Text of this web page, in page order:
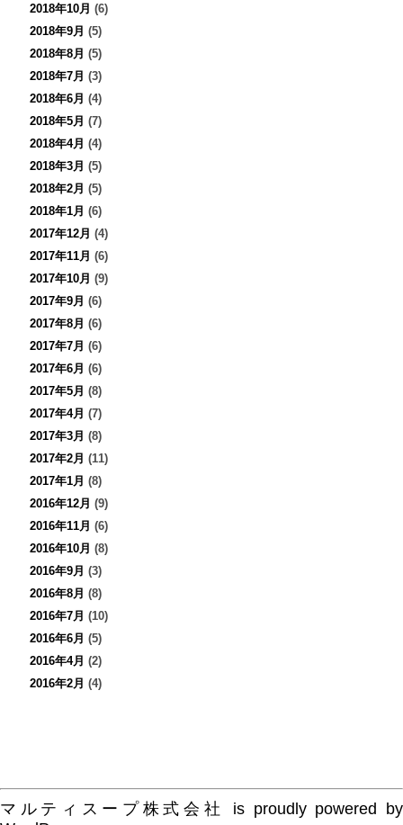
2018年10月 (6)
2018年9月 (5)
2018年8月 (5)
2018年7月 (3)
2018年6月 (4)
2018年5月 (7)
2018年4月 (4)
2018年3月 (5)
2018年2月 (5)
2018年1月 (6)
2017年12月 (4)
2017年11月 (6)
2017年10月 (9)
2017年9月 (6)
2017年8月 (6)
2017年7月 (6)
2017年6月 (6)
2017年5月 (8)
2017年4月 (7)
2017年3月 (8)
2017年2月 (11)
2017年1月 (8)
2016年12月 (9)
2016年11月 (6)
2016年10月 (8)
2016年9月 (3)
2016年8月 (8)
2016年7月 (10)
2016年6月 (5)
2016年4月 (2)
2016年2月 (4)
マルティスープ株式会社 is proudly powered by